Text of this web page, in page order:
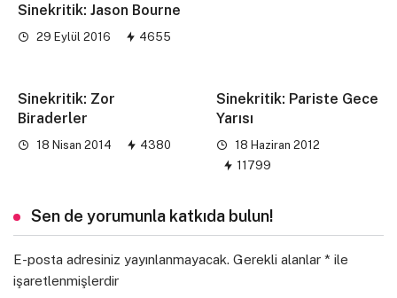
Sinekritik: Jason Bourne
29 Eylül 2016 4655
Sinekritik: Zor
Biraderler
18 Nisan 2014 4380
Sinekritik: Pariste Gece
Yarısı
18 Haziran 2012
11799
Sen de yorumunla katkıda bulun!
E-posta adresiniz yayınlanmayacak. Gerekli alanlar * ile
işaretlenmişlerdir